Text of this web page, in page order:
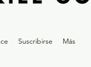
Suscribirse Más